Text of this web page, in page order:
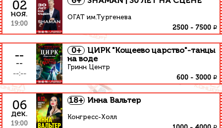
02
ноя.
19:00
ОГАТ им.Тургенева
2500 - 7500 ₽
--
--
--:--
0+
ЦИРК "Кощеево царство"-танцы
на воде
Гринн Центр
600 - 3000 ₽
06
дек.
19:00
18+ Инна Вальтер
Конгресс-Холл